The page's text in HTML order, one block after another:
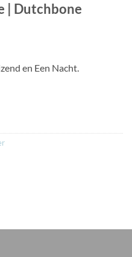
| Dutchbone
en Een Nacht.